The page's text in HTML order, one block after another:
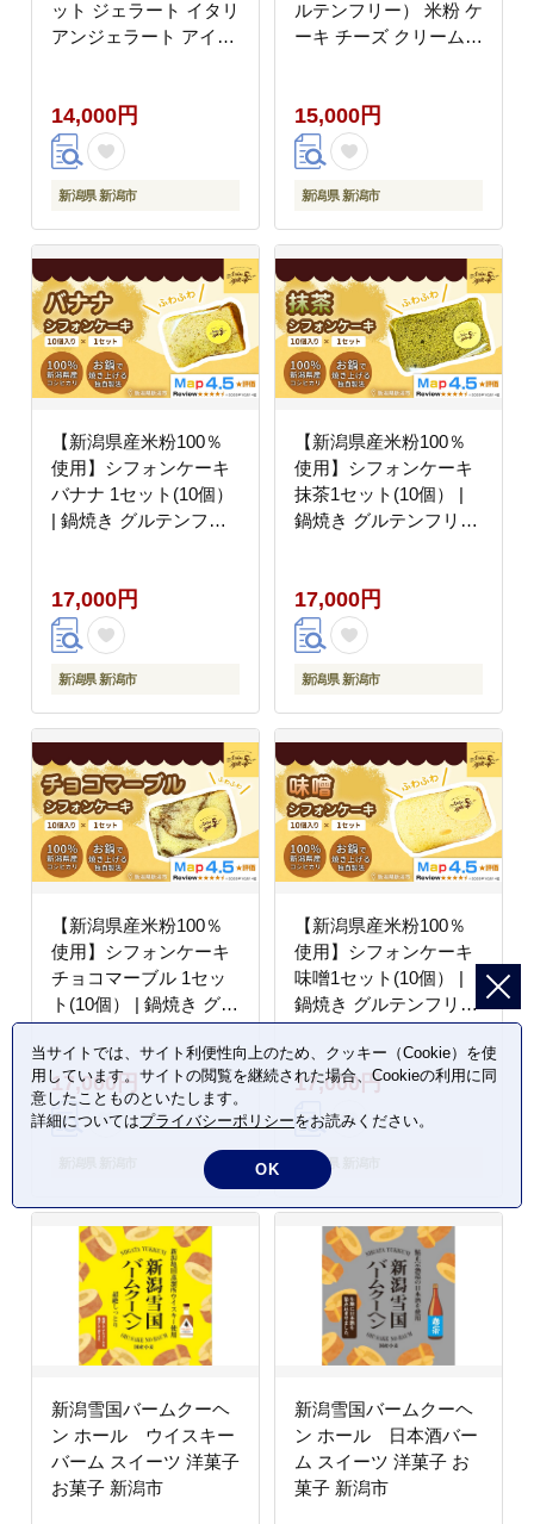
ット ジェラート イタリ
アンジェラート アイス
乳業 低温殺菌牛乳 濃厚
甘い すっきり コク お
取り寄せグルメ ご当地
送料無料 新潟県 新潟市
14,000円
新潟県 新潟市
ルテンフリー） 米粉 ケ
ーキ チーズ クリームチ
新潟市
15,000円
新潟県 新潟市
【新潟県産米粉100％
使用】シフォンケーキ
バナナ 1セット(10個）
| 鍋焼き グルテンフリ
ギフト 贈り物 新潟市
17,000円
新潟県 新潟市
【新潟県産米粉100％
使用】シフォンケーキ
抹茶1セット(10個） |
鍋焼き グルテンフリー
贈り物 新潟市
17,000円
新潟県 新潟市
【新潟県産米粉100％
使用】シフォンケーキ
チョコマーブル 1セッ
ト(10個） | 鍋焼き グル
テンフリー 健康 ヘルシ
ー 焼き菓子 お菓子 ス
イーツ ギフト 贈り物
新潟市
17,000円
【新潟県産米粉100％
使用】シフォンケーキ
味噌1セット(10個） |
鍋焼き グルテンフリー
健康 ヘルシー 焼き菓子
お菓子 スイーツ ギフト
贈り物 新潟市
17,000円
新潟県 新潟市
新潟雪国バームクーヘ
ン ホール ウイスキー
バーム スイーツ 洋菓子
お菓子 新潟市
新潟雪国バームクーヘ
ン ホール 日本酒バー
ム スイーツ 洋菓子 お
菓子 新潟市
当サイトでは、サイト利便性向上のため、クッキー（Cookie）を使
用しています。サイトの閲覧を継続された場合、Cookieの利用に同
意したことものといたします。
詳細についてはプライバシーポリシーをお読みください。
OK